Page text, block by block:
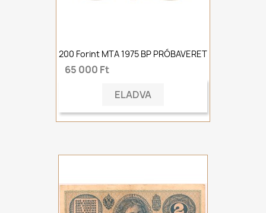
200 Forint MTA 1975 BP PRÓBAVERET
65 000 Ft
ELADVA